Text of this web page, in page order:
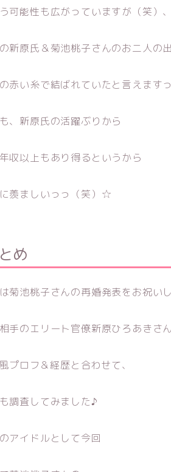
可能性も広がっていますが（笑）、
新原氏＆菊池桃子さんのお二人の
赤い糸で結ばれていたと言えます
、新原氏の活躍ぶりから
収以上もあり得るというから
羨ましいっっ（笑）☆
め
菊池桃子さんの再婚発表をお祝いし
手のエリート官僚新原ひろあきさ
プロフ＆経歴と合わせて、
調査してみました♪
アイドルとして今回